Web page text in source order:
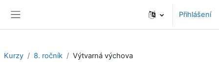
Přihlášení
Kurzy 8. ročník Výtvarná výchova